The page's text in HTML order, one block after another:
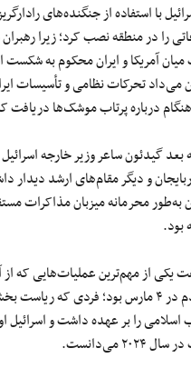
با استفاده از جنگنده‌های
را در منطقه نصب کرد؛ زیرا
آمریکا و ایران محکوم به شکست
می‌داد تحرکات نظامی و تأسیسات
درباره پرتاب موشک‌ها دریافت
بعد گیدئون ساعر وزیر خارجه اسرائیل
و دیگر مقام‌های ارشد دیدار
به‌طور محرمانه میزبان مذاکرات
بود.
یکی از مهم‌ترین عملیات‌هایی که
ترور رحمان مقدم در ۴ مارس بود؛ فردی که
اسلامی را بر عهده داشت و اسرائیل
می‌دانست.